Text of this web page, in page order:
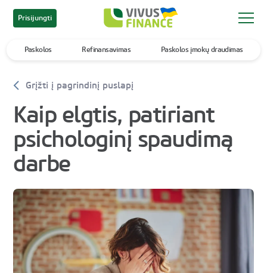
Prisijungti
Paskolos Refinansavimas Paskolos įmokų draudimas
Grįžti į pagrindinį puslapį
Kaip elgtis, patiriant
psichologinį spaudimą
darbe